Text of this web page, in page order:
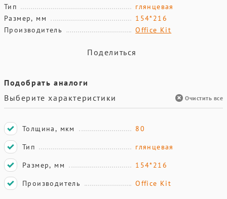
Тип
глянцевая
Размер, мм
154*216
Производитель
Office Kit
Поделиться
Подобрать аналоги
Выберите характеристики
Очистить все
Толщина, мкм
80
Тип
глянцевая
Размер, мм
154*216
Производитель
Office Kit